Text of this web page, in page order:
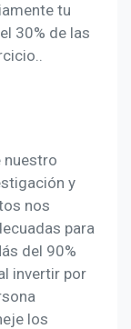
tu
30% de las
nuestro
y
nos
para
del 90%
invertir por
los